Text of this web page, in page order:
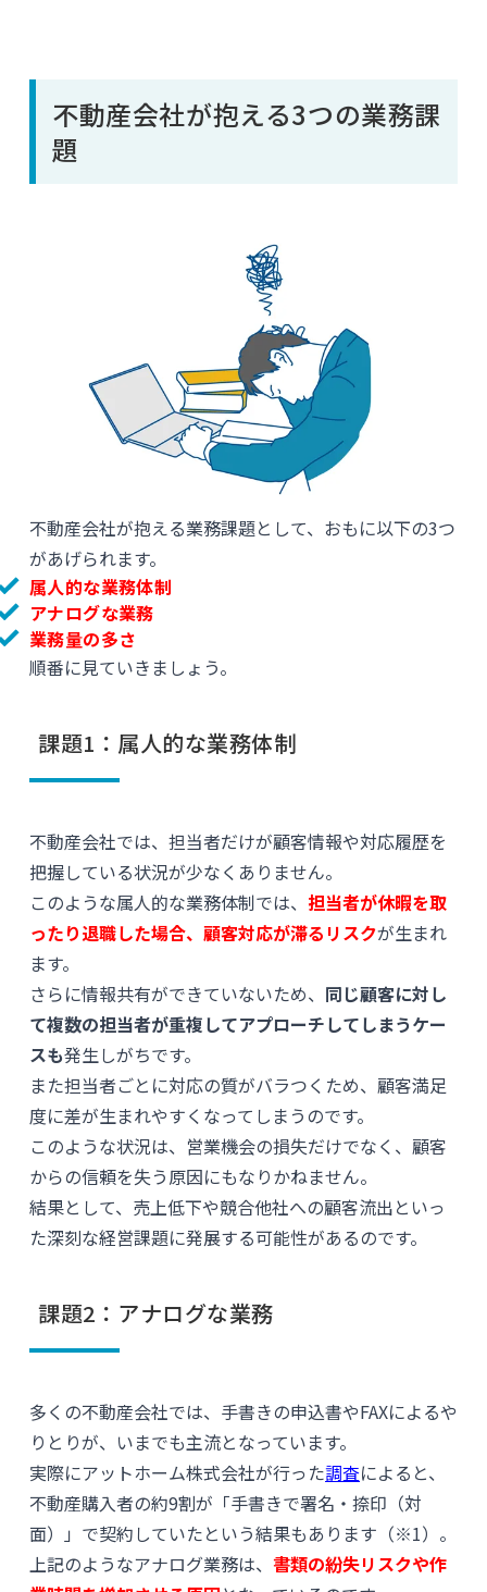
不動産会社が抱える3つの業務課
題
不動産会社が抱える業務課題として、おもに以下の3つ
があげられます。
属人的な業務体制
アナログな業務
業務量の多さ
順番に見ていきましょう。
課題1：属人的な業務体制
不動産会社では、担当者だけが顧客情報や対応履歴を
把握している状況が少なくありません。
このような属人的な業務体制では、 担当者が休暇を取
ったり退職した場合、顧客対応が滞るリスクが生まれ
ます。
さらに情報共有ができていないため、 同じ顧客に対し
て複数の担当者が重複してアプローチしてしまうケー
スも発生しがちです。
また担当者ごとに対応の質がバラつくため、顧客満足
度に差が生まれやすくなってしまうのです。
このような状況は、営業機会の損失だけでなく、顧客
からの信頼を失う原因にもなりかねません。
結果として、売上低下や競合他社への顧客流出といっ
た深刻な経営課題に発展する可能性があるのです。
課題2：アナログな業務
多くの不動産会社では、手書きの申込書やFAXによるや
りとりが、いまでも主流となっています。
実際にアットホーム株式会社が行った調査によると、
不動産購入者の約9割が「手書きで署名・捺印（対
面）」で契約していたという結果もあります（※1）。
上記のようなアナログ業務は、 書類の紛失リスクや作